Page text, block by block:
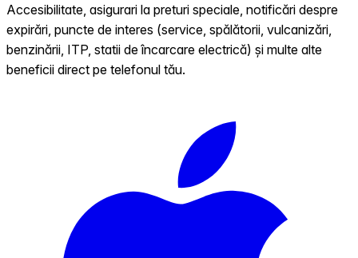
Accesibilitate, asigurari la preturi speciale, notificări despre
expirări, puncte de interes (service, spălătorii, vulcanizări,
benzinării, ITP, statii de încarcare electrică) și multe alte
beneficii direct pe telefonul tău.